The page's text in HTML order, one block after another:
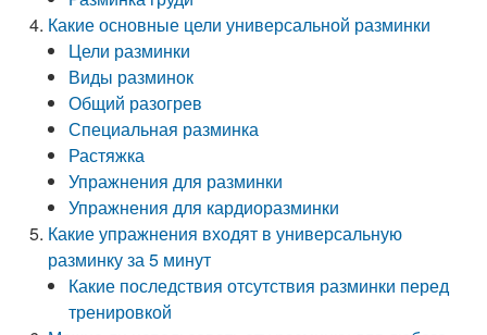
Какие основные цели универсальной разминки
Цели разминки
Виды разминок
Общий разогрев
Специальная разминка
Растяжка
Упражнения для разминки
Упражнения для кардиоразминки
Какие упражнения входят в универсальную
разминку за 5 минут
Какие последствия отсутствия разминки перед
тренировкой